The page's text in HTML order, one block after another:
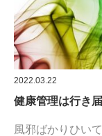
2022.03.22
健康管理は行き
風邪ばかりひい